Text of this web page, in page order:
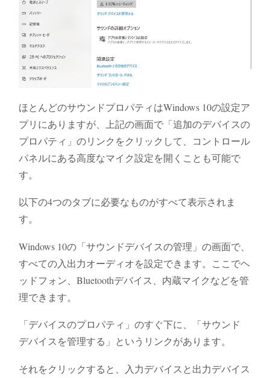
ほとんどのサウンドプロパティはWindows 10の設定ア
プリにありますが、上記の画面で「追加のデバイスの
プロパティ」のリンクをクリックして、コントロール
パネルにある高度なマイク設定を開くことも可能で
す。
以下の4つのタブに必要なものがすべて表示されま
す。
Windows 10の「サウンドデバイスの管理」の画面で、
すべての入出力オーディオを設定できます。ここでヘ
ッドフォン、Bluetoothデバイス、内蔵マイクなどを管
理できます。
「デバイスのプロパティ」のすぐ下に、「サウンド
デバイスを管理する」というリンクがあります。
それをクリックすると、入力デバイスと出力デバイス